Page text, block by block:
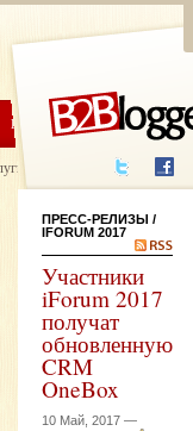
ЦЕНЫ ПОМОЩЬ
написания
ПРЕСС-РЕЛИЗЫ /
IFORUM 2017
Участники
iForum 2017
получат
обновленную
CRM
OneBox
10 Май, 2017 —